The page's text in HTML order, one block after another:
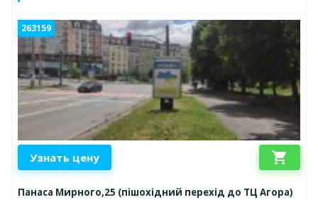
263159
Узнать цену shopping_cart
Панаса Мирного,25 (пішохідний перехід до ТЦ Агора)